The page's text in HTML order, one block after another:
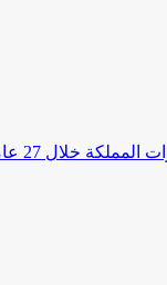
خلال 27 عاماً